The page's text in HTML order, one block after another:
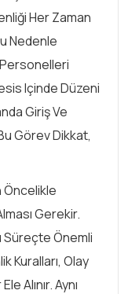
Her Zaman
Nedenle
Içinde Düzeni
Giriş Ve
Görev Dikkat,
Öncelikle
Gerekir.
Süreçte Önemli
Kuralları, Olay
Alınır. Aynı